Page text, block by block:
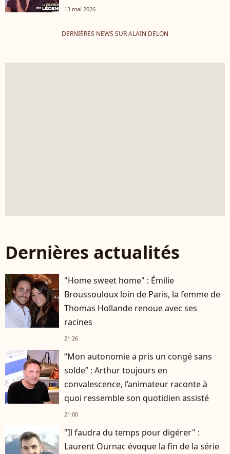
13 mai 2026
DERNIÈRES NEWS SUR ALAIN DELON
Dernières actualités
"Home sweet home" : Émilie
Broussouloux loin de Paris, la femme de
Thomas Hollande renoue avec ses
racines
21:26
“Mon autonomie a pris un congé sans
solde” : Arthur toujours en
convalescence, l’animateur raconte à
quoi ressemble son quotidien assisté
21:00
"Il faudra du temps pour digérer" :
Laurent Ournac évoque la fin de la série